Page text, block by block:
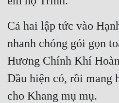
Quân Sự
Sảng Văn
Sắc
Cả hai lập tức vào
nhanh chóng gói gọn
Hương Chính Khí
Dầu hiện có, rồi mang
cho Khang mụ mụ.